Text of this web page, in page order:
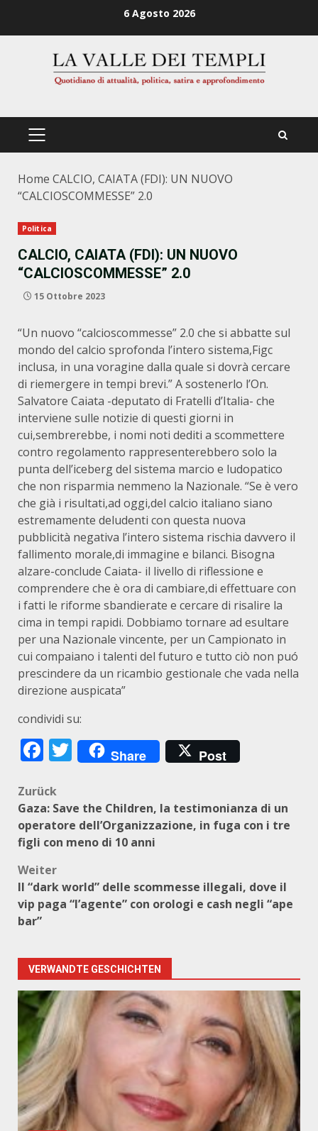
6 Agosto 2026
PRIMÄRES
Home CALCIO, CAIATA (FDI): UN NUOVO
“CALCIOSCOMMESSE” 2.0
Politica
CALCIO, CAIATA (FDI): UN NUOVO
“CALCIOSCOMMESSE” 2.0
15 Ottobre 2023
“Un nuovo “calcioscommesse” 2.0 che si abbatte sul
mondo del calcio sprofonda l’intero sistema,Figc
inclusa, in una voragine dalla quale si dovrà cercare
di riemergere in tempi brevi.” A sostenerlo l’On.
Salvatore Caiata -deputato di Fratelli d’Italia- che
interviene sulle notizie di questi giorni in
cui,sembrerebbe, i nomi noti dediti a scommettere
contro regolamento rappresenterebbero solo la
punta dell’iceberg del sistema marcio e ludopatico
che non risparmia nemmeno la Nazionale. “Se è vero
che già i risultati,ad oggi,del calcio italiano siano
estremamente deludenti con questa nuova
pubblicità negativa l’intero sistema rischia davvero il
fallimento morale,di immagine e bilanci. Bisogna
alzare-conclude Caiata- il livello di riflessione e
comprendere che è ora di cambiare,di effettuare con
i fatti le riforme sbandierate e cercare di risalire la
cima in tempi rapidi. Dobbiamo tornare ad esultare
per una Nazionale vincente, per un Campionato in
cui compaiano i talenti del futuro e tutto ciò non puó
prescindere da un ricambio gestionale che vada nella
direzione auspicata”
condividi su:
Facebook
Twitter
Share Post
Beitragsnavigation
Zurück
Gaza: Save the Children, la testimonianza di un
operatore dell’Organizzazione, in fuga con i tre
figli con meno di 10 anni
Weiter
Il “dark world” delle scommesse illegali, dove il
vip paga “l’agente” con orologi e cash negli “ape
bar”
VERWANDTE GESCHICHTEN